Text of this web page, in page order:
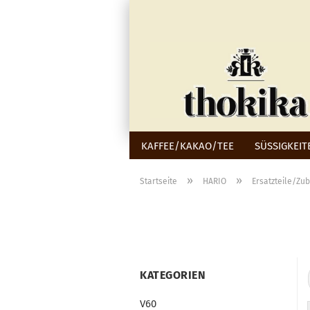
KAFFEE/KAKAO/TEE
Startseite » HARIO » Ersatzteile/
KATEGORIEN
V60